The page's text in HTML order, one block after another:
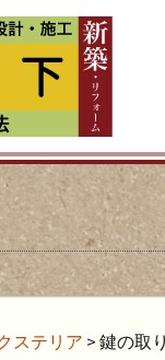
ステリア > 鍵の取